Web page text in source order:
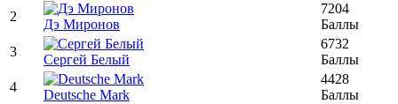
2
Дэ Миронов
7204
Баллы
3
Сергей Белый
6732
Баллы
4
Deutsche Mark
4428
Баллы